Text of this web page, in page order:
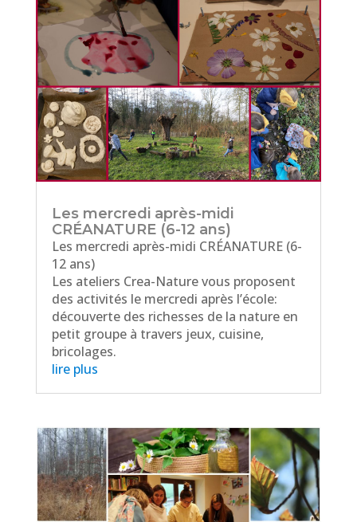
Les mercredi après-midi
CRÉANATURE (6-12 ans)
Les mercredi après-midi CRÉANATURE (6-
12 ans)
Les ateliers Crea-Nature vous proposent
des activités le mercredi après l’école:
découverte des richesses de la nature en
petit groupe à travers jeux, cuisine,
bricolages.
lire plus